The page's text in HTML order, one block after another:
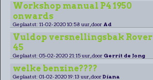
Workshop manual P4 1950
onwards
Geplaatst: 11-02-2020 10:58 uur, door Ad
Vuldop versnellingsbak Rover
45
Geplaatst: 05-02-2020 21:15 uur, door Gerrit de Jong
welke benzine????
Geplaatst: 01-02-2020 19:13 uur, door Diana